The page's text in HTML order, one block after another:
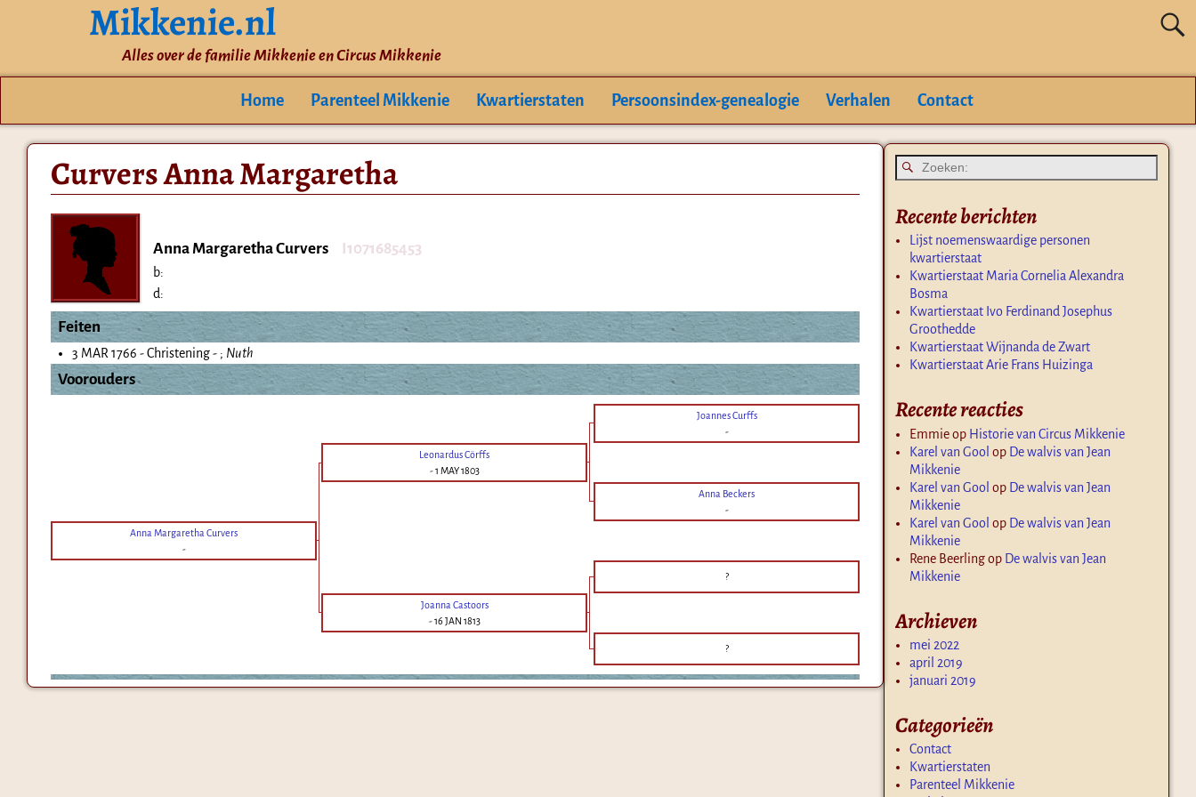
Mikkenie.nl
Alles over de familie Mikkenie en Circus Mikkenie
Home Parenteel Mikkenie Kwartierstaten Persoonsindex-genealogie Verhalen Contact
Curvers Anna Margaretha
Anna Margaretha Curvers I1071685453
b:
d:
Feiten
3 MAR 1766 - Christening - ; Nuth
Voorouders
Joannes Curffs
-
Leonardus Cörffs
-1 MAY 1803
Anna Beckers
-
Anna Margaretha Curvers
-
?
Joanna Castoors
-16 JAN 1813
?
Recente berichten
Lijst noemenswaardige personen
kwartierstaat
Kwartierstaat Maria Cornelia Alexandra
Bosma
Kwartierstaat Ivo Ferdinand Josephus
Groothedde
Kwartierstaat Wijnanda de Zwart
Kwartierstaat Arie Frans Huizinga
Recente reacties
Emmieop Historie van Circus Mikkenie
Karel van Gool op De walvis van Jean
Mikkenie
Karel van Gool op De walvis van Jean
Mikkenie
Karel van Gool op De walvis van Jean
Mikkenie
Rene Beerlingop De walvis van Jean
Mikkenie
Archieven
mei 2022
april 2019
januari 2019
Categorieën
Contact
Kwartierstaten
Parenteel Mikkenie